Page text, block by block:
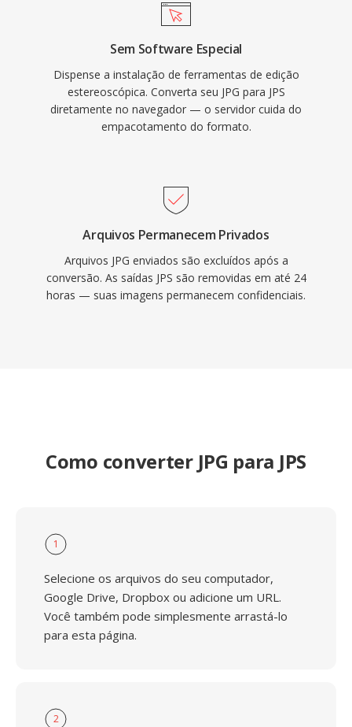
Sem Software Especial
Dispense a instalação de ferramentas de edição
estereoscópica. Converta seu JPG para JPS
diretamente no navegador — o servidor cuida do
empacotamento do formato.
Arquivos Permanecem Privados
Arquivos JPG enviados são excluídos após a
conversão. As saídas JPS são removidas em até 24
horas — suas imagens permanecem confidenciais.
Como converter JPG para JPS
1
Selecione os arquivos do seu computador,
Google Drive, Dropbox ou adicione um URL.
Você também pode simplesmente arrastá-lo
para esta página.
2